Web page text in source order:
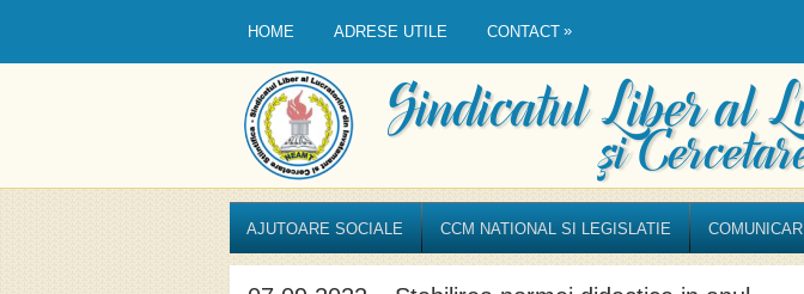
HOME ADRESE UTILE CONTACT »
AJUTOARE SOCIALE CCM NATIONAL SI LEGISLATIE COMUNICARI